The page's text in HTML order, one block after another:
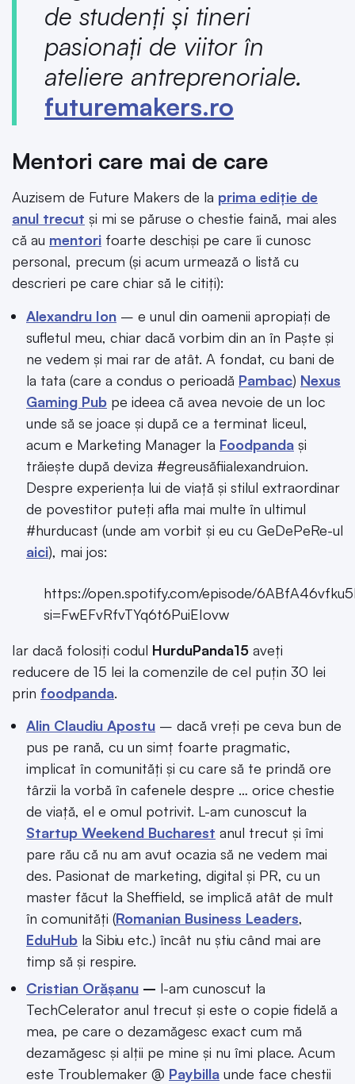
de studenţi şi tineri
pasionaţi de viitor în
ateliere antreprenoriale.
futuremakers.ro
Mentori care mai de care
Auzisem de Future Makers de la prima ediție de
anul trecut și mi se păruse o chestie faină, mai ales
că au mentori foarte deschiși pe care îi cunosc
personal, precum (și acum urmează o listă cu
descrieri pe care chiar să le citiți):
Alexandru Ion – e unul din oamenii apropiați de
sufletul meu, chiar dacă vorbim din an în Paște și
ne vedem și mai rar de atât. A fondat, cu bani de
la tata (care a condus o perioadă Pambac) Nexus
Gaming Pub pe ideea că avea nevoie de un loc
unde să se joace și după ce a terminat liceul,
acum e Marketing Manager la Foodpanda și
trăiește după deviza #egreusăfiialexandruion.
Despre experiența lui de viață și stilul extraordinar
de povestitor puteți afla mai multe în ultimul
#hurducast (unde am vorbit și eu cu GeDePeRe-ul
aici), mai jos:
https://open.spotify.com/episode/
si=FwEFvRfvTYq6t6PuiEIovw
Iar dacă folosiți codul HurduPanda15 aveți
reducere de 15 lei la comenzile de cel puțin 30 lei
prin foodpanda.
Alin Claudiu Apostu – dacă vreți pe ceva bun de
pus pe rană, cu un simț foarte pragmatic,
implicat în comunități și cu care să te prindă ore
târzii la vorbă în cafenele despre … orice chestie
de viață, el e omul potrivit. L-am cunoscut la
Startup Weekend Bucharest anul trecut și îmi
pare rău că nu am avut ocazia să ne vedem mai
des. Pasionat de marketing, digital și PR, cu un
master făcut la Sheffield, se implică atât de mult
în comunități (Romanian Business Leaders,
EduHub la Sibiu etc.) încât nu știu când mai are
timp să și respire.
Cristian Orășanu – l-am cunoscut la
TechCelerator anul trecut și este o copie fidelă a
mea, pe care o dezamăgesc exact cum mă
dezamăgesc și alții pe mine și nu îmi place. Acum
este Troublemaker @ Paybilla unde face chestii